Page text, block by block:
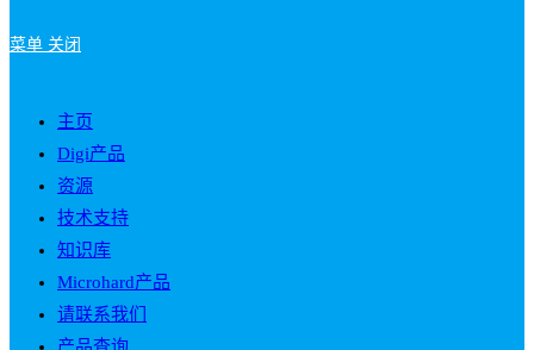
菜单 关闭
主页
Digi产品
资源
技术支持
知识库
Microhard产品
请联系我们